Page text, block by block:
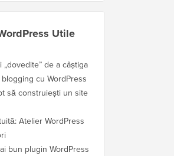
Utile
de a câștiga
cu WordPress
să construiești un site
Atelier WordPress
bun plugin WordPress